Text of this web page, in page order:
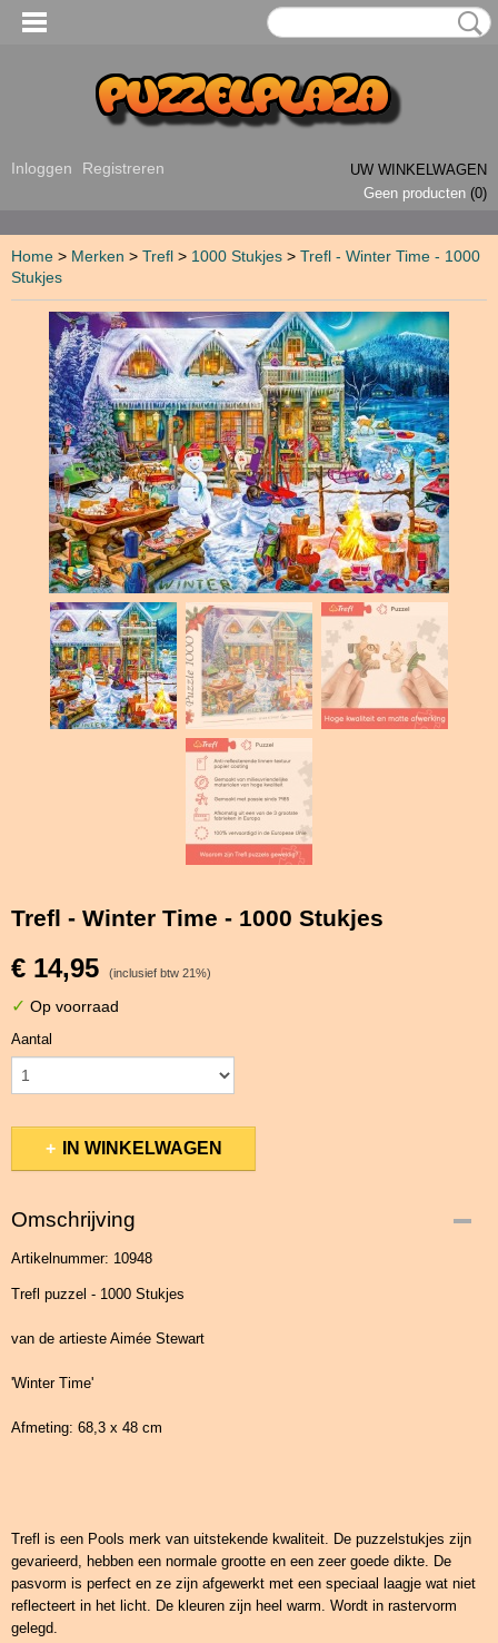
Inloggen Registreren
UW WINKELWAGEN
Geen producten (0)
Home > Merken > Trefl > 1000 Stukjes > Trefl - Winter Time - 1000
Stukjes
Trefl - Winter Time - 1000 Stukjes
€ 14,95 (inclusief btw 21%)
✓ Op voorraad
Aantal
IN WINKELWAGEN
Omschrijving
Artikelnummer: 10948
Trefl puzzel - 1000 Stukjes
van de artieste Aimée Stewart
'Winter Time'
Afmeting: 68,3 x 48 cm
Trefl is een Pools merk van uitstekende kwaliteit. De puzzelstukjes zijn
gevarieerd, hebben een normale grootte en een zeer goede dikte. De
pasvorm is perfect en ze zijn afgewerkt met een speciaal laagje wat niet
reflecteert in het licht. De kleuren zijn heel warm. Wordt in rastervorm
gelegd.